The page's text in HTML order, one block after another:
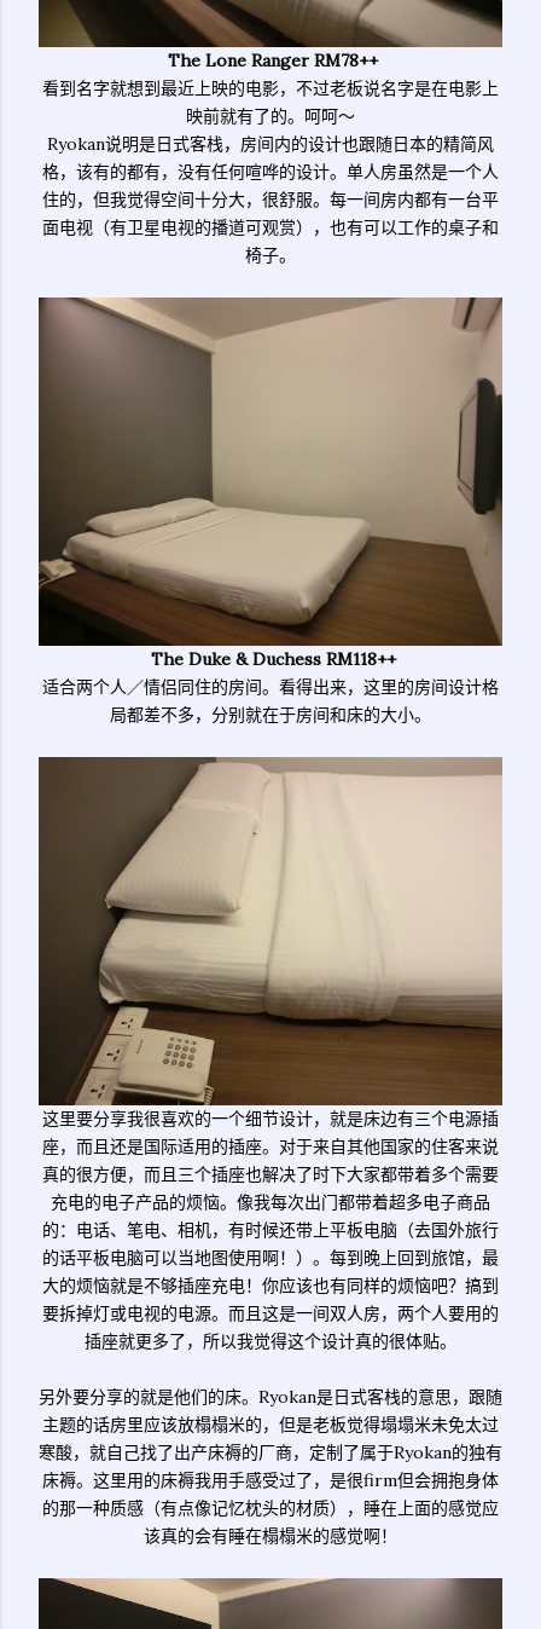
The Lone Ranger RM78++
看到名字就想到最近上映的电影，不过老板说名字是在电影上
映前就有了的。呵呵～
Ryokan说明是日式客栈，房间内的设计也跟随日本的精简风
格，该有的都有，没有任何喧哗的设计。单人房虽然是一个人
住的，但我觉得空间十分大，很舒服。每一间房内都有一台平
面电视（有卫星电视的播道可观赏），也有可以工作的桌子和
椅子。
The Duke & Duchess RM118++
适合两个人／情侣同住的房间。看得出来，这里的房间设计格
局都差不多，分别就在于房间和床的大小。
这里要分享我很喜欢的一个细节设计，就是床边有三个电源插
座，而且还是国际适用的插座。对于来自其他国家的住客来说
真的很方便，而且三个插座也解决了时下大家都带着多个需要
充电的电子产品的烦恼。像我每次出门都带着超多电子商品
的：电话、笔电、相机，有时候还带上平板电脑（去国外旅行
的话平板电脑可以当地图使用啊！）。每到晚上回到旅馆，最
大的烦恼就是不够插座充电！你应该也有同样的烦恼吧？搞到
要拆掉灯或电视的电源。而且这是一间双人房，两个人要用的
插座就更多了，所以我觉得这个设计真的很体贴。
另外要分享的就是他们的床。Ryokan是日式客栈的意思，跟随
主题的话房里应该放榻榻米的，但是老板觉得塌塌米未免太过
寒酸，就自己找了出产床褥的厂商，定制了属于Ryokan的独有
床褥。这里用的床褥我用手感受过了，是很firm但会拥抱身体
的那一种质感（有点像记忆枕头的材质），睡在上面的感觉应
该真的会有睡在榻榻米的感觉啊！